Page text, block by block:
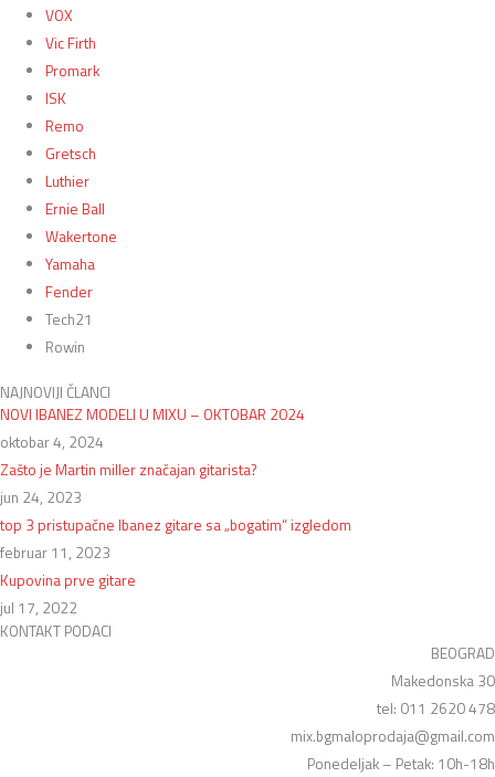
VOX
Vic Firth
Promark
ISK
Remo
Gretsch
Luthier
Ernie Ball
Wakertone
Yamaha
Fender
Tech21
Rowin
NAJNOVIJI ČLANCI
NOVI IBANEZ MODELI U MIXU – OKTOBAR 2024
oktobar 4, 2024
Zašto je Martin miller značajan gitarista?
jun 24, 2023
top 3 pristupačne Ibanez gitare sa „bogatim“ izgledom
februar 11, 2023
Kupovina prve gitare
jul 17, 2022
KONTAKT PODACI
BEOGRAD
Makedonska 30
tel: 011 2620 478
mix.bgmaloprodaja@gmail.com
Ponedeljak – Petak: 10h-18h